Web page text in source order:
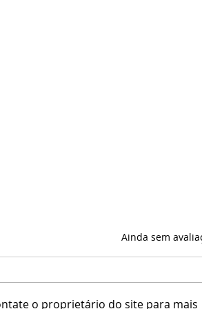
Avaliado com 0 de 5
Ainda sem
o proprietário do site para mais